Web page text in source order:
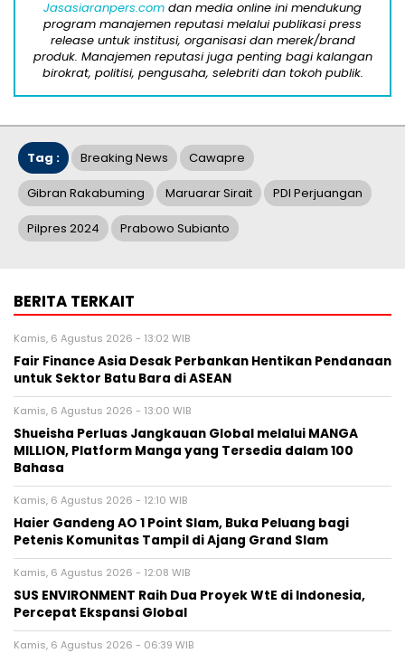
Jasasiaranpers.com dan media online ini mendukung
program manajemen reputasi melalui publikasi press
release untuk institusi, organisasi dan merek/brand
produk. Manajemen reputasi juga penting bagi kalangan
birokrat, politisi, pengusaha, selebriti dan tokoh publik.
Tag : Breaking News Cawapre
Gibran Rakabuming Maruarar Sirait PDI Perjuangan
Pilpres 2024 Prabowo Subianto
BERITA TERKAIT
Kamis, 6 Agustus 2026 - 13:02 WIB
Fair Finance Asia Desak Perbankan Hentikan Pendanaan
untuk Sektor Batu Bara di ASEAN
Kamis, 6 Agustus 2026 - 13:00 WIB
Shueisha Perluas Jangkauan Global melalui MANGA
MILLION, Platform Manga yang Tersedia dalam 100
Bahasa
Kamis, 6 Agustus 2026 - 12:10 WIB
Haier Gandeng AO 1 Point Slam, Buka Peluang bagi
Petenis Komunitas Tampil di Ajang Grand Slam
Kamis, 6 Agustus 2026 - 12:08 WIB
SUS ENVIRONMENT Raih Dua Proyek WtE di Indonesia,
Percepat Ekspansi Global
Kamis, 6 Agustus 2026 - 06:39 WIB